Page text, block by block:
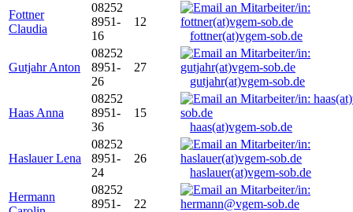
Fottner
Claudia
08252
8951-
16
12
fottner(at)vgem-sob.de
Gutjahr Anton
08252
8951-
26
27
gutjahr(at)vgem-sob.de
Haas Anna
08252
8951-
36
15
haas(at)vgem-sob.de
Haslauer Lena
08252
8951-
24
26
haslauer(at)vgem-sob.de
Hermann
08252
8951-
22